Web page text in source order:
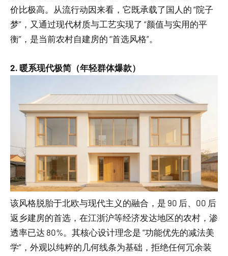
价比极高。从流行动因来看，它既承载了国人的 “院子
梦”，又通过现代材质与工艺实现了 “颜值与实用的平
衡”，是当前农村自建房的 “首选风格”。
2. 暖系现代极简（年轻群体爆款）
该风格脱胎于北欧与现代主义的融合，是 90 后、00 后
返乡建房的首选，在江浙沪等经济发达地区的农村，渗
透率已达 80%。其核心设计理念是 “功能优先的减法美
学”，外观以纯粹的几何线条为基础，拒绝任何冗余装